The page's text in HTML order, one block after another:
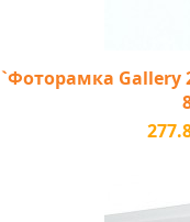
`Фоторамка Gallery